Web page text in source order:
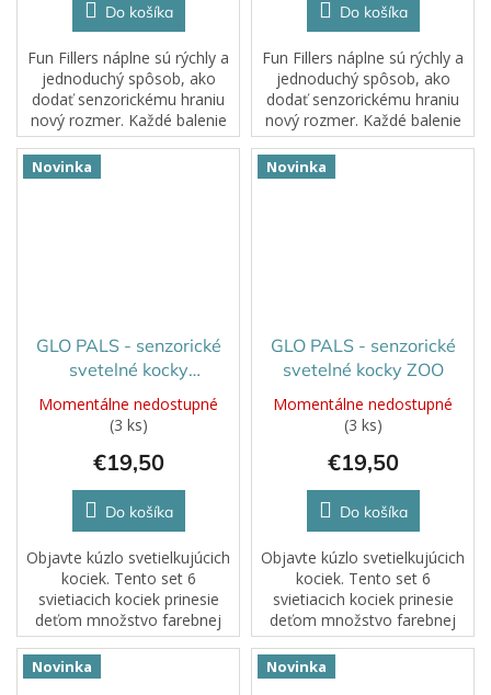
Do košíka
Fun Fillers náplne sú rýchly a
jednoduchý spôsob, ako
dodať senzorickému hraniu
nový rozmer. Každé balenie
obsahuje starostlivo vybrané
tematické doplnky, ktoré
obohatia Glo Pals senzorické
Do košíka
Fun Fillers náplne sú rýchly a
jednoduchý spôsob, ako
dodať senzorickému hraniu
nový rozmer. Každé balenie
obsahuje starostlivo vybrané
tematické doplnky, ktoré
obohatia Glo Pals senzorické
Novinka
GLO PALS - senzorické
svetelné kocky
Rozprávka
Momentálne nedostupné
(3 ks)
€19,50
Do košíka
Objavte kúzlo svetielkujúcich
kociek. Tento set 6
svietiacich kociek prinesie
deťom množstvo farebnej
zábavy a povzbudí ich
predstavivosť. Každá kocka
zobrazuje inú rozprávkovú...
Novinka
GLO PALS - senzorické
svetelné kocky ZOO
Momentálne nedostupné
(3 ks)
€19,50
Do košíka
Objavte kúzlo svetielkujúcich
kociek. Tento set 6
svietiacich kociek prinesie
deťom množstvo farebnej
zábavy a povzbudí ich
predstavivosť. Každá kocka
zobrazuje veselý ZOO motív
Novinka Novinka